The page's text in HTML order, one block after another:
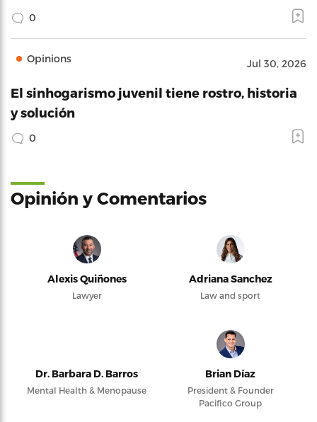
0
Opinions Jul 30, 2026
El sinhogarismo juvenil tiene rostro, historia
y solución
0
Opinión y Comentarios
Alexis Quiñones
Lawyer
Adriana Sanchez
Law and sport
Dr. Barbara D. Barros
Mental Health & Menopause
Brian Díaz
President & Founder
Pacifico Group